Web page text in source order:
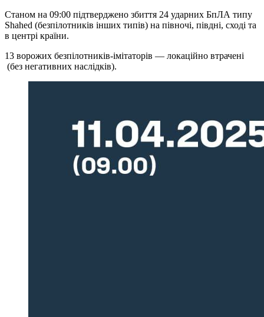
Станом на 09:00 підтверджено збиття 24 ударних БпЛА типу
Shahed (безпілотників інших типів) на півночі, півдні, сході та
в центрі країни.
13 ворожих безпілотників-імітаторів — локаційно втрачені
(без негативних наслідків).